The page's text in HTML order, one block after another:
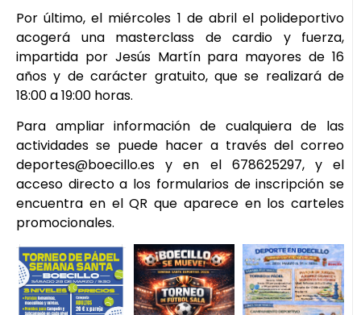
Por último, el miércoles 1 de abril el polideportivo
acogerá una masterclass de cardio y fuerza,
impartida por Jesús Martín para mayores de 16
años y de carácter gratuito, que se realizará de
18:00 a 19:00 horas.
Para ampliar información de cualquiera de las
actividades se puede hacer a través del correo
deportes@boecillo.es y en el 678625297, y el
acceso directo a los formularios de inscripción se
encuentra en el QR que aparece en los carteles
promocionales.